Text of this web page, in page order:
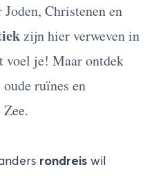
Joden, Christenen en
zijn hier verweven in
voel je! Maar ontdek
oude ruïnes en
rondreis wil